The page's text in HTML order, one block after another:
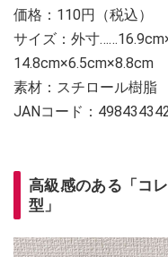
価格：110円（税込）
サイズ：外寸
14.8cm×6.5cm×8.8cm
素材：スチロール樹脂
JANコード：
高級感のある「コ
型」